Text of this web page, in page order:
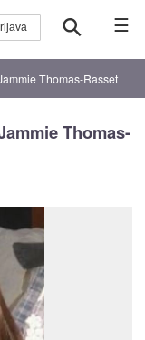
☰
Thomas-Rasset
Thomas-